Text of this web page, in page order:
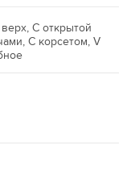
С открытой
С корсетом, V